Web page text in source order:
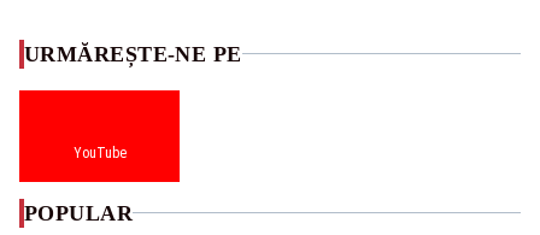
URMĂREȘTE-NE PE
YouTube
POPULAR